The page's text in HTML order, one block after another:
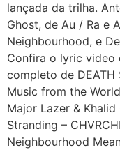
lançada da trilha.
Ghost, de Au / Ra e
Neighbourhood, e
Confira o lyric video
completo de DEATH
Music from the
Major Lazer &
Stranding –
Neighbourhood